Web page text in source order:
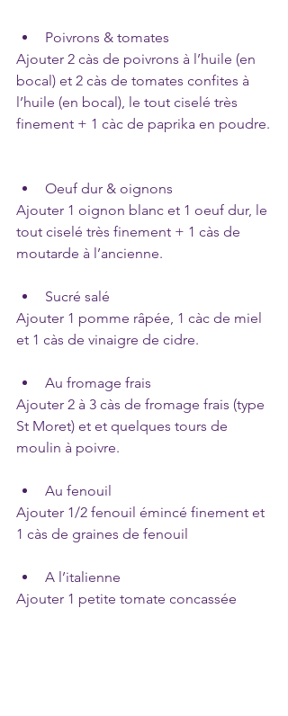
Poivrons & tomates
Ajouter 2 càs de poivrons à l’huile (en
bocal) et 2 càs de tomates confites à
l’huile (en bocal), le tout ciselé très
finement + 1 càc de paprika en poudre.
Oeuf dur & oignons
Ajouter 1 oignon blanc et 1 oeuf dur, le
tout ciselé très finement + 1 càs de
moutarde à l’ancienne.
Sucré salé
Ajouter 1 pomme râpée, 1 càc de miel
et 1 càs de vinaigre de cidre.
Au fromage frais
Ajouter 2 à 3 càs de fromage frais (type
St Moret) et et quelques tours de
moulin à poivre.
Au fenouil
Ajouter 1/2 fenouil émincé finement et
1 càs de graines de fenouil
A l’italienne
Ajouter 1 petite tomate concassée